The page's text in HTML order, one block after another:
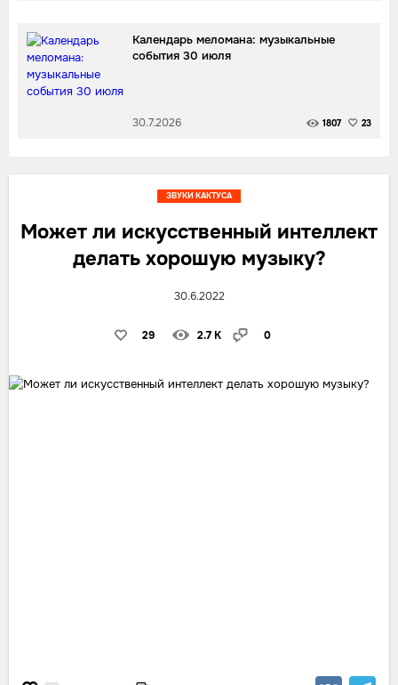
Календарь меломана: музыкальные
события 30 июля
30.7.2026 1807 23
Может ли искусственный интеллект
делать хорошую музыку?
30.6.2022
29 2.7 K 0
ЗВУКИ КАКТУСА